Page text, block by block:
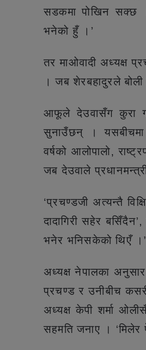
सडकमा पोखिन सक्छ
भनेको हुँ ।’
तर माओवादी अध्यक्ष
। जब शेरबहादुरले
आफूले देउवासँग कुरा
सुनाउँछन् । यसबीचमा
वर्षको आलोपालो,
जब देउवाले
‘प्रचण्डजी अत्यन्तै
दादागिरी सहेर
भनेर भनिसकेको थिएँ ।’
अध्यक्ष नेपालका
प्रचण्ड र उनीबीच
अध्यक्ष केपी शर्मा
सहमति जनाए । ‘मिलेर